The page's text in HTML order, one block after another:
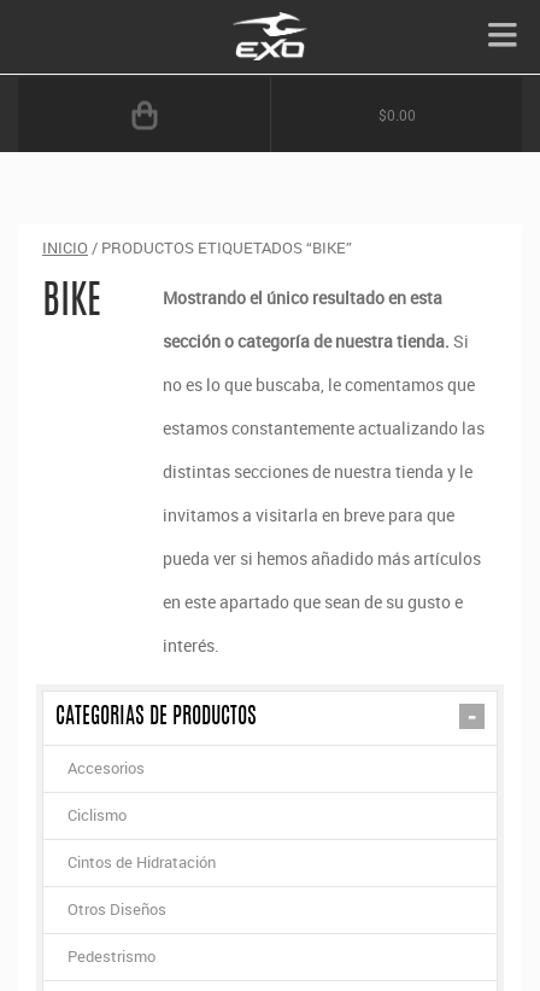
$0.00
INICIO / PRODUCTOS ETIQUETADOS “BIKE”
BIKE
Mostrando el único resultado en esta
sección o categoría de nuestra tienda. Si
no es lo que buscaba, le comentamos que
estamos constantemente actualizando las
distintas secciones de nuestra tienda y le
invitamos a visitarla en breve para que
pueda ver si hemos añadido más artículos
en este apartado que sean de su gusto e
interés.
-
CATEGORIAS DE PRODUCTOS
Accesorios
Ciclismo
Cintos de Hidratación
Otros Diseños
Pedestrismo